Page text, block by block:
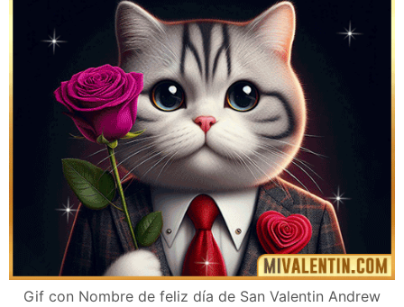
Gif con Nombre de feliz día de San Valentin Andrew